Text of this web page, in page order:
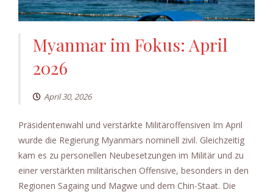
Myanmar im Fokus: April
2026
April 30, 2026
Präsidentenwahl und verstärkte Militäroffensiven Im April
wurde die Regierung Myanmars nominell zivil. Gleichzeitig
kam es zu personellen Neubesetzungen im Militär und zu
einer verstärkten militärischen Offensive, besonders in den
Regionen Sagaing und Magwe und dem Chin-Staat. Die